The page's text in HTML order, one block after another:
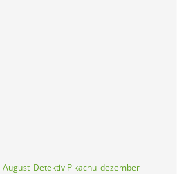
August Detektiv Pikachu dezember